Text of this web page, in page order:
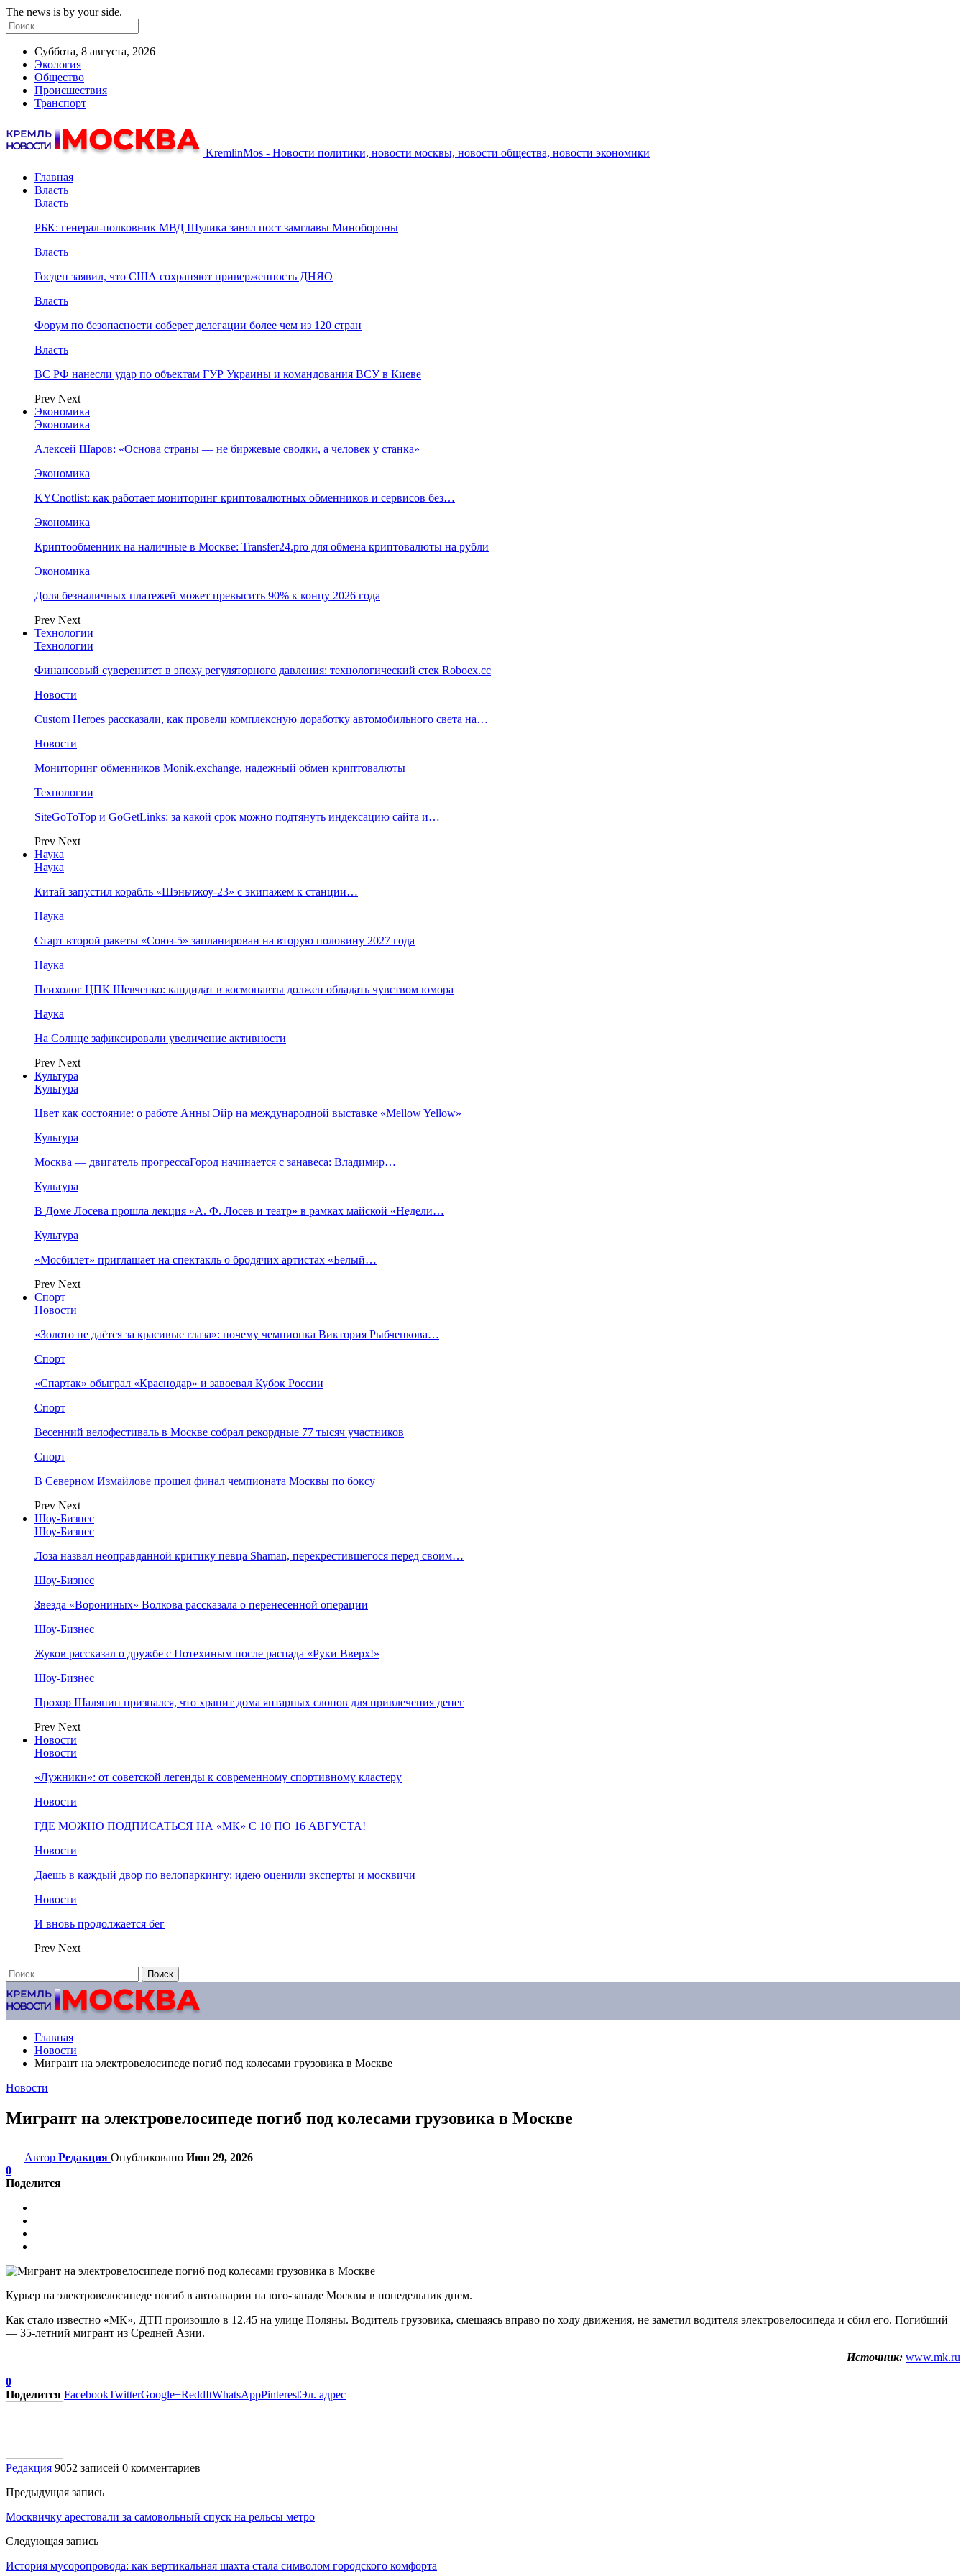
The news is by your side.
Суббота, 8 августа, 2026
Экология
Общество
Происшествия
Транспорт
KremlinMos - Новости политики, новости москвы, новости общества, новости экономики
Главная
Власть
Власть
РБК: генерал-полковник МВД Шулика занял пост замглавы Минобороны
Власть
Госдеп заявил, что США сохраняют приверженность ДНЯО
Власть
Форум по безопасности соберет делегации более чем из 120 стран
Власть
ВС РФ нанесли удар по объектам ГУР Украины и командования ВСУ в Киеве
Prev Next
Экономика
Экономика
Алексей Шаров: «Основа страны — не биржевые сводки, а человек у станка»
Экономика
KYCnotlist: как работает мониторинг криптовалютных обменников и сервисов без…
Экономика
Криптообменник на наличные в Москве: Transfer24.pro для обмена криптовалюты на рубли
Экономика
Доля безналичных платежей может превысить 90% к концу 2026 года
Prev Next
Технологии
Технологии
Финансовый суверенитет в эпоху регуляторного давления: технологический стек Roboex.cc
Новости
Custom Heroes рассказали, как провели комплексную доработку автомобильного света на…
Новости
Мониторинг обменников Monik.exchange, надежный обмен криптовалюты
Технологии
SiteGoToTop и GoGetLinks: за какой срок можно подтянуть индексацию сайта и…
Prev Next
Наука
Наука
Китай запустил корабль «Шэньчжоу-23» с экипажем к станции…
Наука
Старт второй ракеты «Союз-5» запланирован на вторую половину 2027 года
Наука
Психолог ЦПК Шевченко: кандидат в космонавты должен обладать чувством юмора
Наука
На Солнце зафиксировали увеличение активности
Prev Next
Культура
Культура
Цвет как состояние: о работе Анны Эйр на международной выставке «Mellow Yellow»
Культура
Москва — двигатель прогрессаГород начинается с занавеса: Владимир…
Культура
В Доме Лосева прошла лекция «А. Ф. Лосев и театр» в рамках майской «Недели…
Культура
«Мосбилет» приглашает на спектакль о бродячих артистах «Белый…
Prev Next
Спорт
Новости
«Золото не даётся за красивые глаза»: почему чемпионка Виктория Рыбченкова…
Спорт
«Спартак» обыграл «Краснодар» и завоевал Кубок России
Спорт
Весенний велофестиваль в Москве собрал рекордные 77 тысяч участников
Спорт
В Северном Измайлове прошел финал чемпионата Москвы по боксу
Prev Next
Шоу-Бизнес
Шоу-Бизнес
Лоза назвал неоправданной критику певца Shaman, перекрестившегося перед своим…
Шоу-Бизнес
Звезда «Ворониных» Волкова рассказала о перенесенной операции
Шоу-Бизнес
Жуков рассказал о дружбе с Потехиным после распада «Руки Вверх!»
Шоу-Бизнес
Прохор Шаляпин признался, что хранит дома янтарных слонов для привлечения денег
Prev Next
Новости
Новости
«Лужники»: от советской легенды к современному спортивному кластеру
Новости
ГДЕ МОЖНО ПОДПИСАТЬСЯ НА «МК» С 10 ПО 16 АВГУСТА!
Новости
Даешь в каждый двор по велопаркингу: идею оценили эксперты и москвичи
Новости
И вновь продолжается бег
Prev Next
Главная
Новости
Мигрант на электровелосипеде погиб под колесами грузовика в Москве
Новости
Мигрант на электровелосипеде погиб под колесами грузовика в Москве
Автор Редакция Опубликовано Июн 29, 2026
0
Поделится
Курьер на электровелосипеде погиб в автоаварии на юго-западе Москвы в понедельник днем.
Как стало известно «МК», ДТП произошло в 12.45 на улице Поляны. Водитель грузовика, смещаясь вправо по ходу движения, не заметил водителя электровелосипеда и сбил его. Погибший
— 35-летний мигрант из Средней Азии.
Источник: www.mk.ru
0
Поделится FacebookTwitterGoogle+ReddItWhatsAppPinterestЭл. адрес
Редакция 9052 записей 0 комментариев
Предыдущая запись
Москвичку арестовали за самовольный спуск на рельсы метро
Следующая запись
История мусоропровода: как вертикальная шахта стала символом городского комфорта